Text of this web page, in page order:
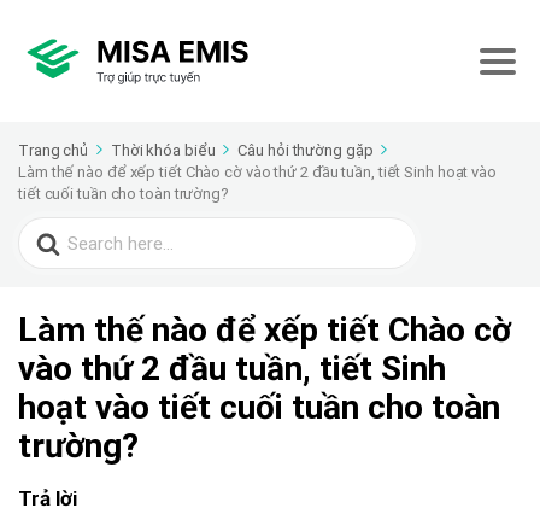
Trang chủ Thời khóa biểu
Câu hỏi thường gặp
Làm thế nào để xếp tiết Chào cờ vào thứ 2 đầu tuần, tiết Sinh hoạt vào
tiết cuối tuần cho toàn trường?
Search
for:
Làm thế nào để xếp tiết Chào cờ
vào thứ 2 đầu tuần, tiết Sinh
hoạt vào tiết cuối tuần cho toàn
trường?
Trả lời